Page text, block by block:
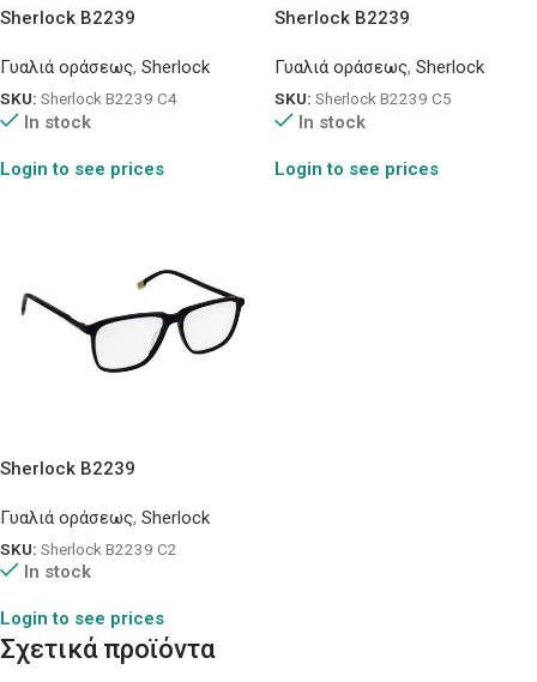
Sherlock B2239
Γυαλιά οράσεως, Sherlock
SKU: Sherlock B2239 C4
In stock
Login to see prices
Sherlock B2239
Γυαλιά οράσεως, Sherlock
SKU: Sherlock B2239 C5
In stock
Login to see prices
Sherlock B2239
Γυαλιά οράσεως, Sherlock
SKU: Sherlock B2239 C2
In stock
Login to see prices
Σχετικά προϊόντα